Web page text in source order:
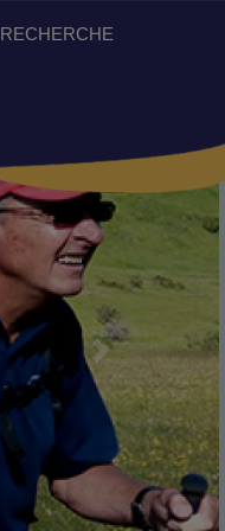
RECHERCHE
Suivant